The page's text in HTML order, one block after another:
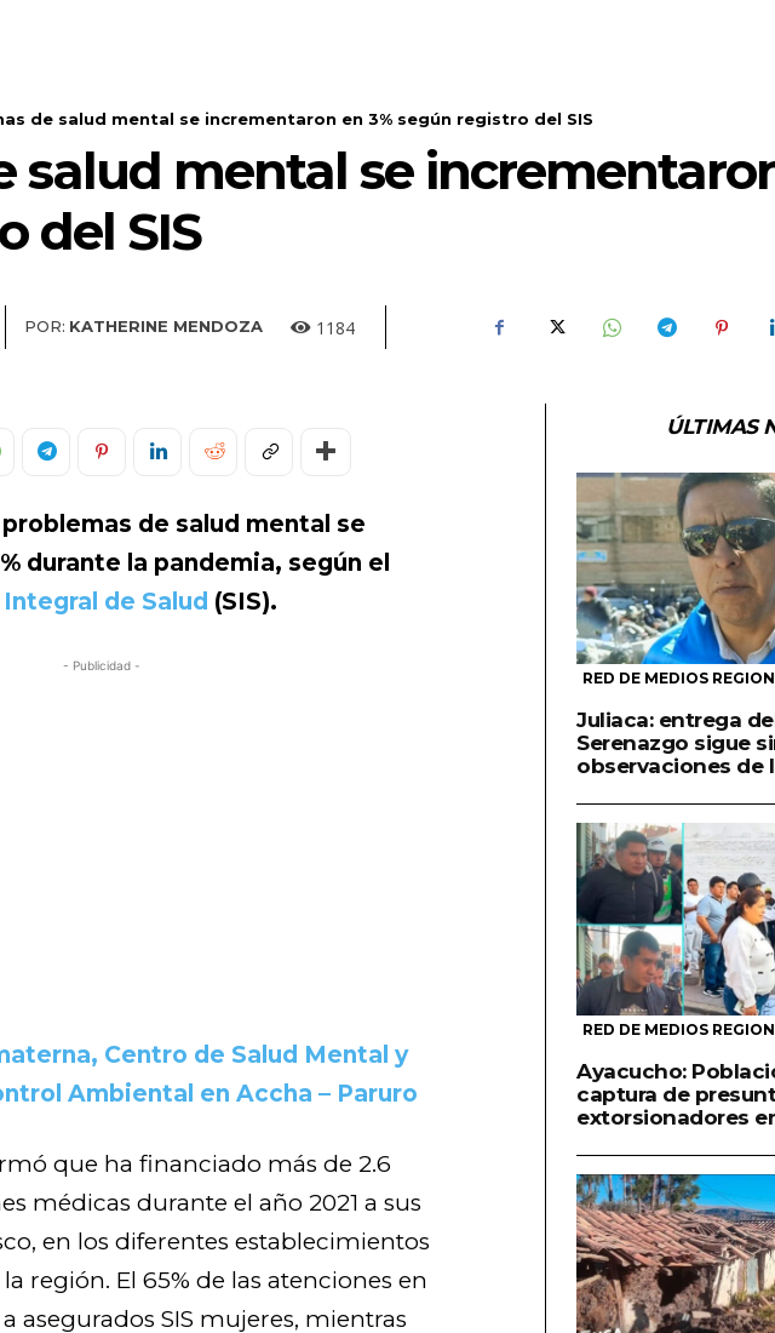
de salud mental se incrementaron en 3% según registro del SIS
salud mental se
del SIS
POR: KATHERINE MENDOZA 1184
de salud mental se
durante la pandemia, según el
de Salud (SIS).
- Publicidad -
Centro de Salud Mental y
Ambiental en Accha – Paruro
que ha financiado más de 2.6
médicas durante el año 2021 a sus
en los diferentes establecimientos
región. El 65% de las atenciones en
asegurados SIS mujeres, mientras
ÚLTIMAS
RED DE MEDIOS
Juliaca: entrega
Serenazgo sigue
observaciones de
RED DE MEDIOS
Ayacucho:
captura de
extorsionadores